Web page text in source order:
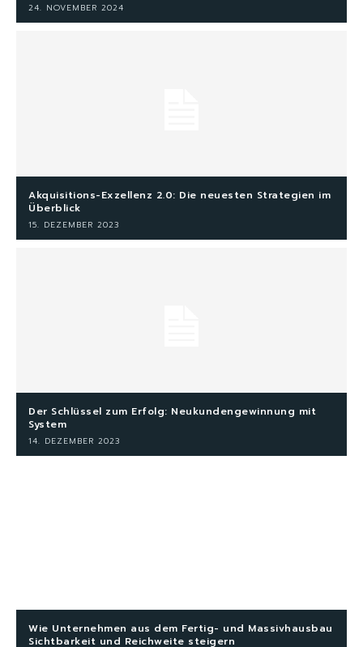
24. NOVEMBER 2024
Akquisitions-Exzellenz 2.0: Die neuesten Strategien im
Überblick
15. DEZEMBER 2023
Der Schlüssel zum Erfolg: Neukundengewinnung mit
System
14. DEZEMBER 2023
Wie Unternehmen aus dem Fertig- und Massivhausbau
Sichtbarkeit und Reichweite steigern